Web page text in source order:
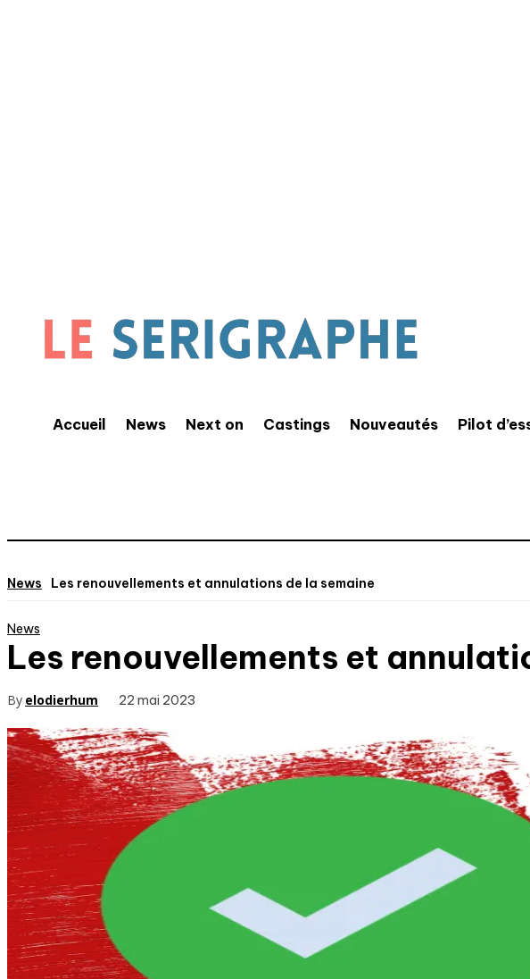
Accueil News Next on Castings Nouveautés Pilot
News Les renouvellements et annulations de la semaine
News
Les renouvellements et
By elodierhum 22 mai 2023